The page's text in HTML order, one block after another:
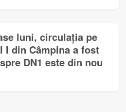
luni, circulația pe
I din Câmpina a fost
DN1 este din nou